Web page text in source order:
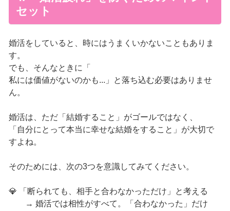
セット
婚活をしていると、時にはうまくいかないこともありま
す。
でも、そんなときに「
私には価値がないのかも...」と落ち込む必要はありませ
ん。
婚活は、ただ「結婚すること」がゴールではなく、
「自分にとって本当に幸せな結婚をすること」が大切で
すよね。
そのためには、次の3つを意識してみてください。
💎 「断られても、相手と合わなかっただけ」と考える
→ 婚活では相性がすべて。「合わなかった」だけ